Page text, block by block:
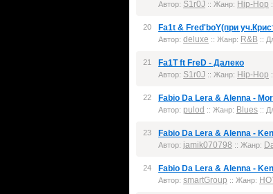
Автор: S1r0J :: Жанр: Hip-Hop
20 Fa1t & Fred'boY(при
Автор: deluxe :: Жанр: R&B ::
21 Fa1T ft FreD - Далеко
Автор: S1r0J :: Жанр: Hip-Hop
22 Fabio Da Lera & Alenna -
Автор: pulod :: Жанр: Blues ::
23 Fabio Da Lera & Alenna -
Автор: jamik070798 :: Жанр:
24 Fabio Da Lera & Alenna -
Автор: smartGroup :: Жанр: